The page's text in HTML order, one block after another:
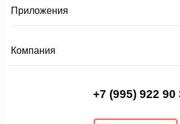
+7 (995) 922 90
Приложения
Компания